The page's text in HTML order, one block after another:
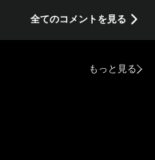
全てのコメントを見る
もっと見る